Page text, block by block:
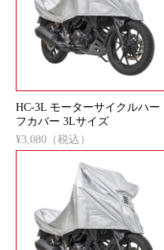
HC-3L モーターサイクルハー
フカバー 3Lサイズ
¥3,080（税込）